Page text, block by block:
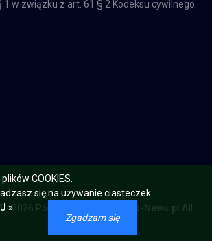
- 2026 Portal Ekologiczny -Eco-News.pl
COOKIES.
się na używanie ciasteczek.
»
Zgadzam się